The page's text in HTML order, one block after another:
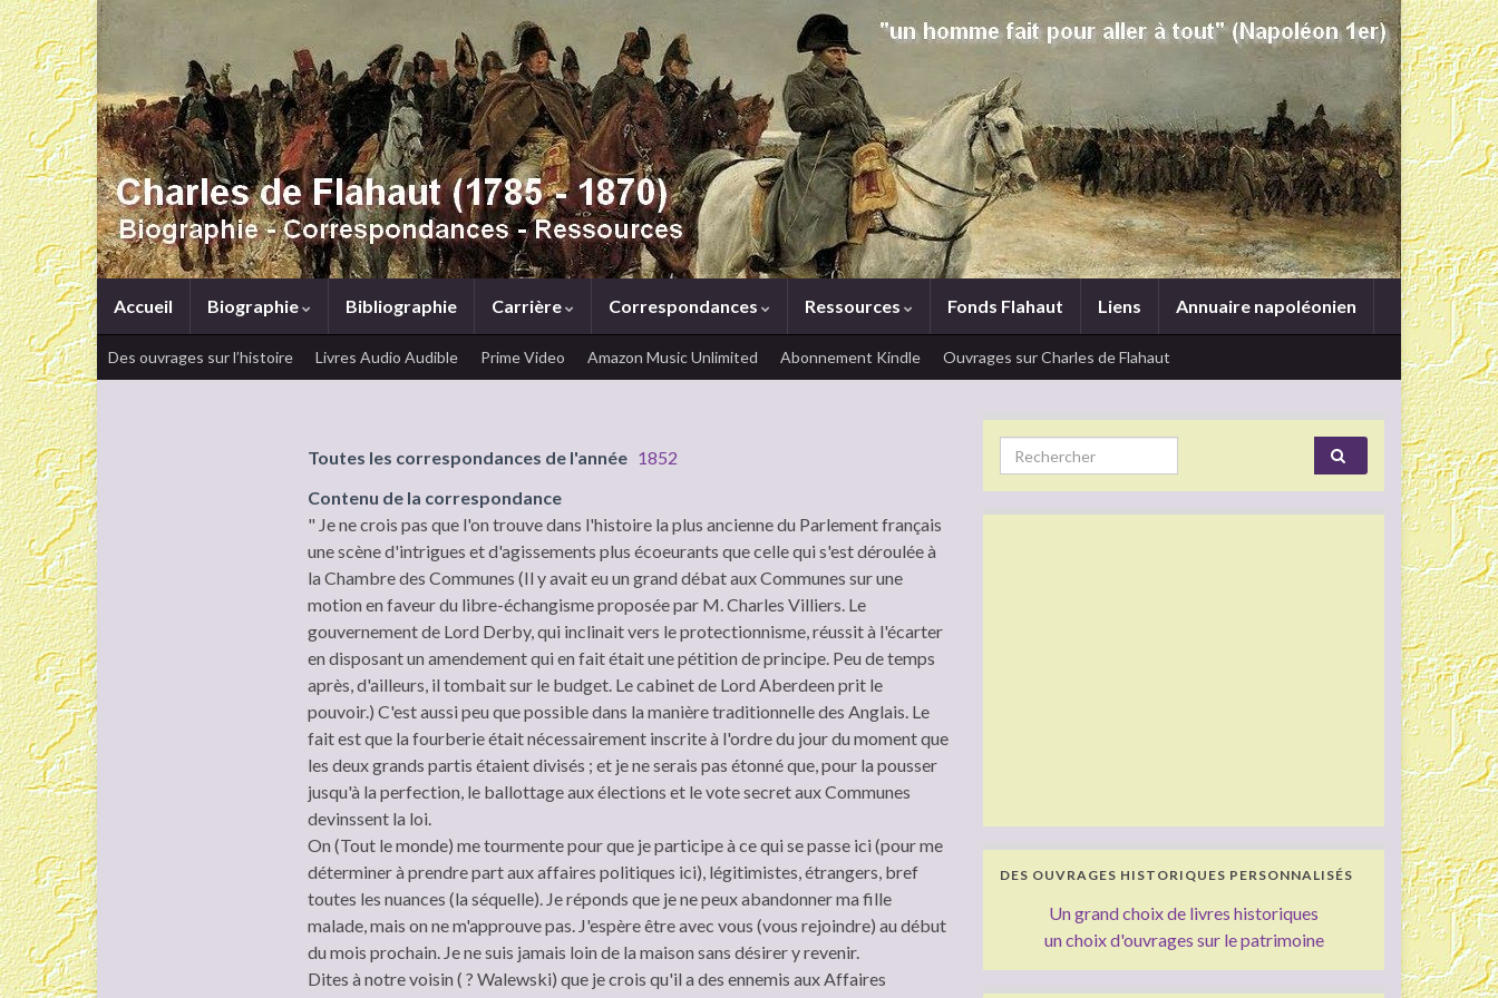
Accueil Biographie Bibliographie Carrière Correspondances Ressources Fonds Flahaut Liens Annuaire napoléonien
Des ouvrages sur l’histoire Livres Audio Audible Prime Video Amazon Music Unlimited Abonnement Kindle Ouvrages sur Charles de Flahaut
Toutes les correspondances de l'année 1852
Contenu de la correspondance
" Je ne crois pas que l'on trouve dans l'histoire la plus ancienne du Parlement français
une scène d'intrigues et d'agissements plus écoeurants que celle qui s'est déroulée à
la Chambre des Communes (Il y avait eu un grand débat aux Communes sur une
motion en faveur du libre-échangisme proposée par M. Charles Villiers. Le
gouvernement de Lord Derby, qui inclinait vers le protectionnisme, réussit à l'écarter
en disposant un amendement qui en fait était une pétition de principe. Peu de temps
après, d'ailleurs, il tombait sur le budget. Le cabinet de Lord Aberdeen prit le
pouvoir.) C'est aussi peu que possible dans la manière traditionnelle des Anglais. Le
fait est que la fourberie était nécessairement inscrite à l'ordre du jour du moment que
les deux grands partis étaient divisés ; et je ne serais pas étonné que, pour la pousser
jusqu'à la perfection, le ballottage aux élections et le vote secret aux Communes
devinssent la loi.
On (Tout le monde) me tourmente pour que je participe à ce qui se passe ici (pour me
déterminer à prendre part aux affaires politiques ici), légitimistes, étrangers, bref
toutes les nuances (la séquelle). Je réponds que je ne peux abandonner ma fille
malade, mais on ne m'approuve pas. J'espère être avec vous (vous rejoindre) au début
du mois prochain. Je ne suis jamais loin de la maison sans désirer y revenir.
Dites à notre voisin ( ? Walewski) que je crois qu'il a des ennemis aux Affaires
Search for:
DES OUVRAGES HISTORIQUES PERSONNALISÉS
Un grand choix de livres historiques
un choix d'ouvrages sur le patrimoine